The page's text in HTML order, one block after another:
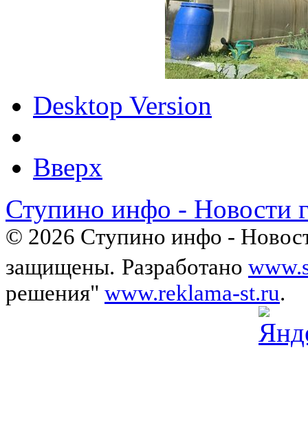
Desktop Version
Вверх
Ступино инфо - Новости
© 2026 Ступино инфо -
защищены. Разработано
решения" www.reklama-st.ru.